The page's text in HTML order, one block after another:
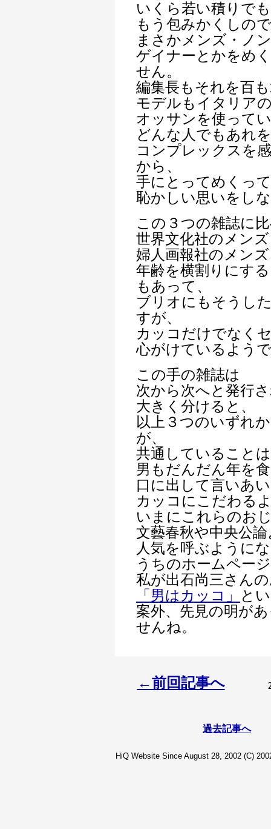
いくら若い積りで
もう包みかくしの
まさかメンズ・ノ
ゲイナーとかをめ
せん。
編集長もそれを百
モデルもイタリア
オッサンを使って
どんな人でもあれ
コンプレックスを
から、
手にとってめくっ
恥かしい思いをし
この３つの雑誌に
世界文化社のメン
婦人画報社のメン
年齢を横割りにす
もあって、
ブリオにもそうし
すが、
カッコだけでなく
心がけているよう
この手の雑誌は
次から次へと発行
大きく分けると、
以上３つのいずれ
が、
共通していることは
男もだんだん年を
口に出して言いあ
カッコにこだわる
いまにこれらのお
文藝春秋や中央公
人気を呼ぶように
うちのホームペー
私が出石尚三さん
「男はカッコ」
と
案外、先見の明が
せんね。
←前回記事へ
過去記事へ
HiQ Website Since August 28, 2002 (C)